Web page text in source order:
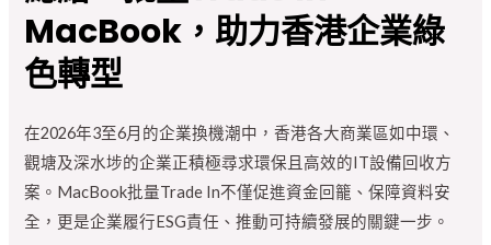
MacBook，助力香港企業綠
色轉型
在2026年3至6月的企業換機潮中，香港各大商業區如中環、
觀塘及深水埗的企業正積極尋求環保且高效的IT設備回收方
案。MacBook批量Trade In不僅促進資金回籠、保障資料安
全，更是企業履行ESG責任、推動可持續發展的關鍵一步。